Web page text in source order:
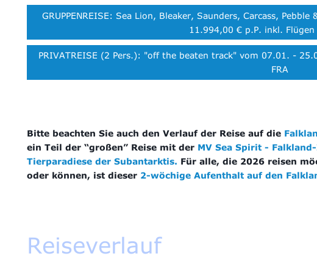
GRUPPENREISE: Sea Lion, Bleaker, Saunders, Carcass,
11.994,00 € p.P. inkl. Flügen
PRIVATREISE (2 Pers.): "off the beaten track" vom 07.01. -
FRA
Bitte beachten Sie auch den Verlauf der Reise auf die
ein Teil der “großen” Reise mit der MV Sea Spirit -
Tierparadiese der Subantarktis. Für alle, die 2026 reisen
oder können, ist dieser 2-wöchige Aufenthalt auf den
Reiseverlauf